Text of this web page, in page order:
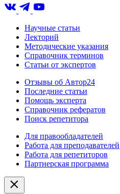
Научные статьи
Лекторий
Методические указания
Справочник терминов
Статьи от экспертов
Отзывы об Автор24
Последние статьи
Помощь эксперта
Справочник рефератов
Поиск репетитора
Для правообладателей
Работа для преподавателей
Работа для репетиторов
Партнерская программа